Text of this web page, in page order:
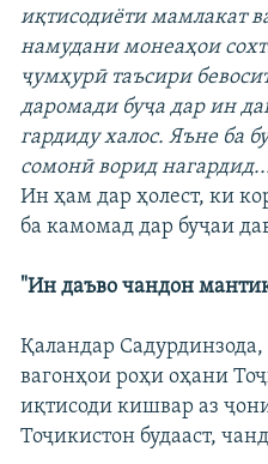
иқтисодиёти мамлакат
намудани монеаҳои
ҷумҳурӣ таъсири
даромади буҷа дар ин
гардиду халос. Яъне ба
сомонӣ ворид
Ин ҳам дар ҳолест, ки
ба камомад дар буҷаи
"Ин даъво чандон
Қаландар
вагонҳои роҳи оҳани
иқтисоди кишвар аз
Тоҷикистон будааст,